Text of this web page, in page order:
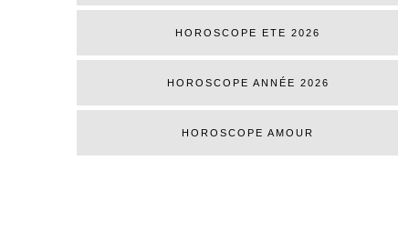
HOROSCOPE ETE 2026
HOROSCOPE ANNÉE 2026
HOROSCOPE AMOUR